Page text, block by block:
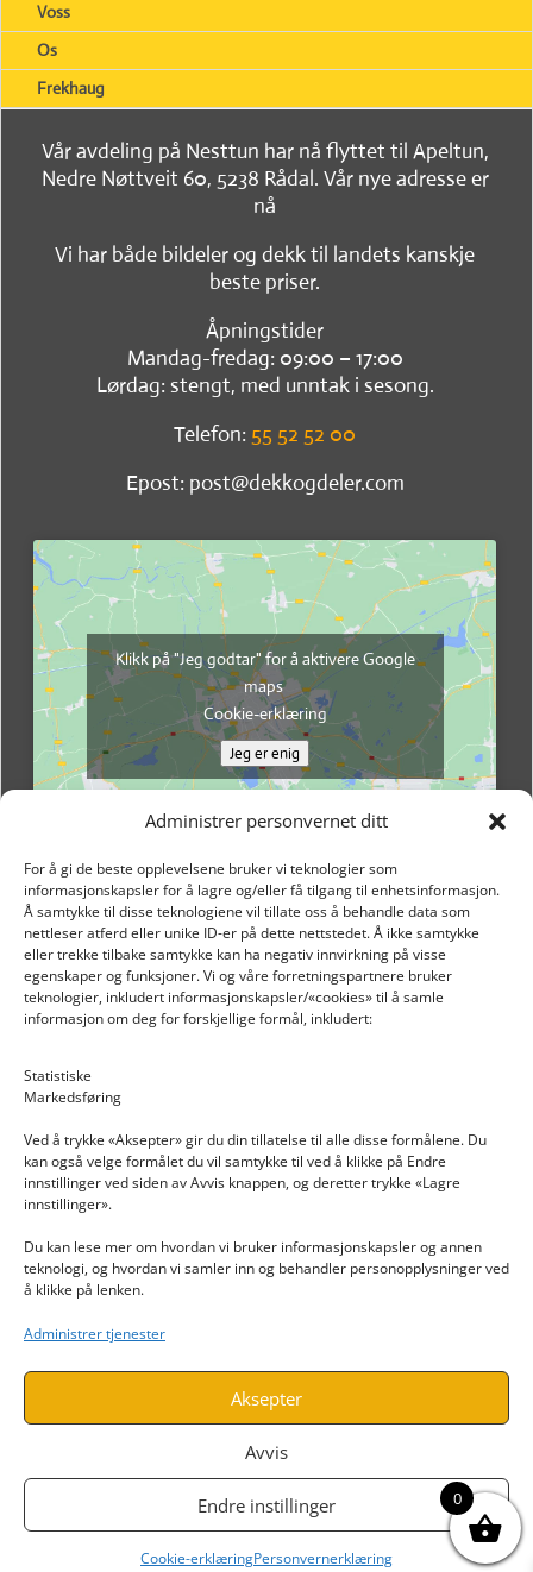
Administrer personvernet ditt
For å gi de beste opplevelsene bruker vi teknologier som
informasjonskapsler for å lagre og/eller få tilgang til enhetsinformasjon.
Å samtykke til disse teknologiene vil tillate oss å behandle data som
nettleser atferd eller unike ID-er på dette nettstedet. Å ikke samtykke
eller trekke tilbake samtykke kan ha negativ innvirkning på visse
egenskaper og funksjoner. Vi og våre forretningspartnere bruker
teknologier, inkludert informasjonskapsler/«cookies» til å samle
informasjon om deg for forskjellige formål, inkludert:
Statistiske
Markedsføring
Ved å trykke «Aksepter» gir du din tillatelse til alle disse formålene. Du
kan også velge formålet du vil samtykke til ved å klikke på Endre
innstillinger ved siden av Avvis knappen, og deretter trykke «Lagre
innstillinger».
Du kan lese mer om hvordan vi bruker informasjonskapsler og annen
teknologi, og hvordan vi samler inn og behandler personopplysninger ved
å klikke på lenken.
Administrer tjenester
Aksepter
Avvis
Endre instillinger
Cookie-erklæringPersonvernerklæring
Voss
Os
Frekhaug
Vår avdeling på Nesttun har nå flyttet til Apeltun,
Nedre Nøttveit 60, 5238 Rådal. Vår nye adresse er
nå
Vi har både bildeler og dekk til landets kanskje
beste priser.
Åpningstider
Mandag-fredag: 09:00 – 17:00
Lørdag: stengt, med unntak i sesong.
Telefon: 55 52 52 00
Epost: post@dekkogdeler.com
Klikk på "Jeg godtar" for å aktivere Google
maps
Cookie-erklæring
Jeg er enig
INFORMASJON
Personvern
Utviklet avwww.webshop1.no
0